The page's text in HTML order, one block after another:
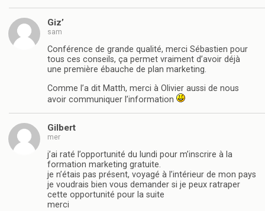
Giz’
sam
Conférence de grande qualité, merci Sébastien pour
tous ces conseils, ça permet vraiment d’avoir déjà
une première ébauche de plan marketing.
Comme l’a dit Matth, merci à Olivier aussi de nous
avoir communiquer l’information
Gilbert
mer
j’ai raté l’opportunité du lundi pour m’inscrire à la
formation marketing gratuite.
je n’étais pas présent, voyagé à l’intérieur de mon pays
je voudrais bien vous demander si je peux ratraper
cette opportunité pour la suite
merci